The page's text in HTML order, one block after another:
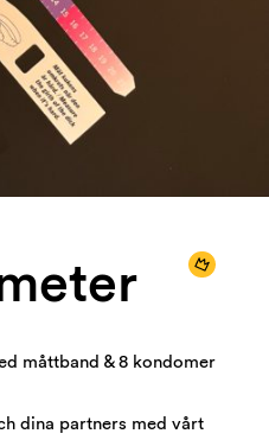
måttband & 8 kondomer
dina partners med vårt